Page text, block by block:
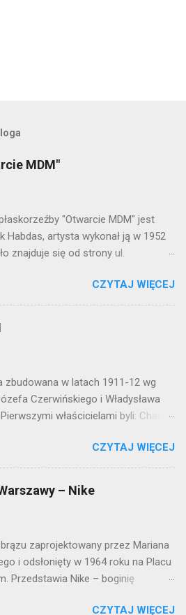
MDM"
"Otwarcie MDM" jest
Habdas, artysta wykonał ją w 1952
znajduje się od strony ul.
flagowej inwestycji
lat 50. Lokalizacja: Śródmieście
CZYTAJ WIĘCEJ
zbudowana w latach 1911-12 wg
Czerwińskiego i Władysława
właścicielami byli: Chaim
była zamieszkała przez
Elektrowni Warszawskiej. Ten
wyszedł bez szwanku z II
Lokalizacja: Śródmieście
CZYTAJ WIĘCEJ
– Nike
zaprojektowany przez Mariana
i odsłonięty w 1964 roku na Placu
Przedstawia Nike – boginię
rysów twarzy rzeźbiarzowi
CZYTAJ WIĘCEJ